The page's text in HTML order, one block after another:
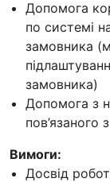
Допомога
по системі
замовника
замовника)
Допомога з
Вимоги:
Досвід